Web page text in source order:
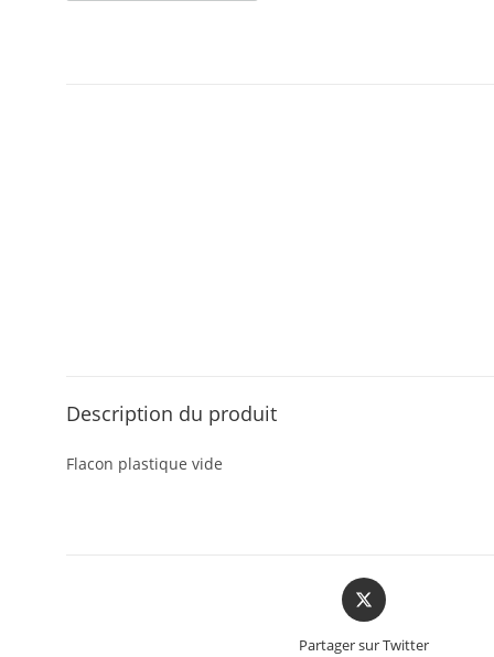
Description du produit
Flacon plastique vide
Partager sur Twitter